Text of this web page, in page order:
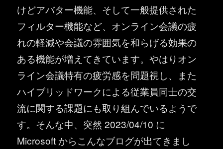
けどアバター機能、そして一般提供された
フィルター機能など、オンライン会議の疲
れの軽減や会議の雰囲気を和らげる効果の
ある機能が増えてきています。やはりオン
ライン会議特有の疲労感を問題視し、また
ハイブリッドワークによる従業員同士の交
流に関する課題にも取り組んでいるようで
す。そんな中、突然 2023/04/10 に
Microsoft からこんなブログが出てきまし